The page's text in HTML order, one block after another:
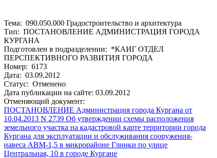
Тема: 090.050.000 Градостроительство и архитектура
Тип: ПОСТАНОВЛЕНИЕ АДМИНИСТРАЦИЯ ГОРОДА
КУРГАНА
Подготовлен в подразделении: *КАИГ ОТДЕЛ
ПЕРСПЕКТИВНОГО РАЗВИТИЯ ГОРОДА
Номер: 6173
Дата: 03.09.2012
Статус: Отменено
Дата публикации на сайте: 03.09.2012
Отменяющий документ:
ПОСТАНОВЛЕНИЕ Администрация города Кургана от
10.04.2013 N 2739 Об утверждении схемы расположения
земельного участка на кадастровой карте территории города
Кургана для эксплуатации и обслуживания сооружения-
навеса АВМ-1,5 в микрорайоне Глинки по улице
Центральная, 10 в городе Кургане